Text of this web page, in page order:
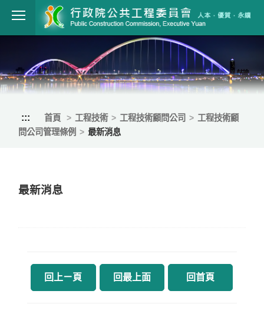
跳到主要內容
行政院公共工
::: 首頁 工程技術 工程技術顧問公司
工程技術顧
問公司管理條例
最新消息
最新消息
回上ㄧ頁 回最上面 回首頁